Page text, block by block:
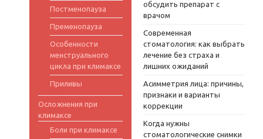
Постменопауза
Пременопауза
Особенности
менструального
цикла при климаксе
Приливы
Осложнения при
климаксе
Боли при климаксе
обсудить препарат с
врачом
Современная
стоматология: как выбрать
лечение без страха и
лишних ожиданий
Асимметрия лица: причины,
признаки и варианты
коррекции
Когда нужны
стоматологические снимки